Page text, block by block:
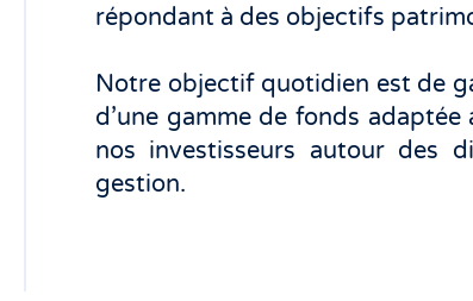
répondant à des objectifs
Notre objectif quotidien est de
d’une gamme de fonds
nos investisseurs autour des
gestion.